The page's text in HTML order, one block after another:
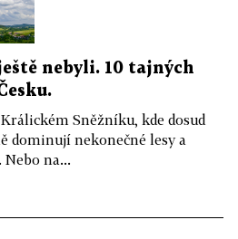
nebyli. 10 tajných
Sněžníku, kde dosud
dominují nekonečné lesy a
na...